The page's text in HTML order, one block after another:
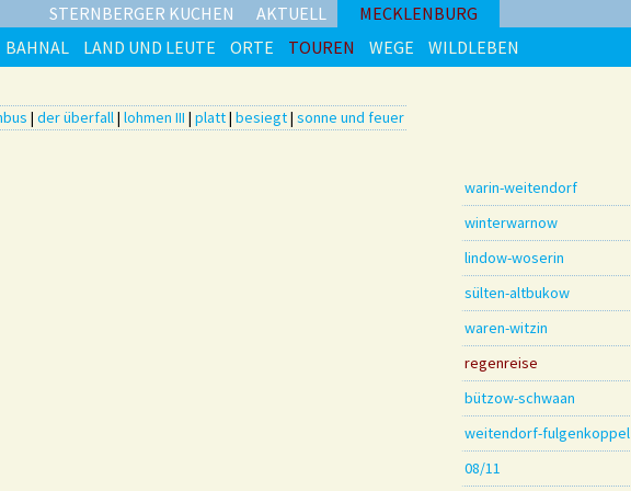
STERNBERGER KUCHEN AKTUELL
MECKLENBURG
BAHNAL
LAND UND LEUTE ORTE TOUREN WEGE WILDLEBEN
| der überfall| lohmen III | platt| besiegt| sonne und feuer
warin-weitendorf
winterwarnow
lindow-woserin
sülten-altbukow
waren-witzin
regenreise
bützow-schwaan
weitendorf-fulgenkoppel
08/11